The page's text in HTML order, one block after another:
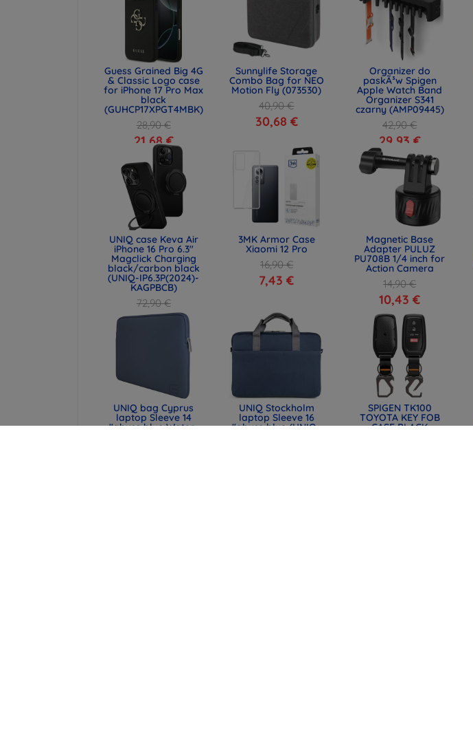
Guess Grained Big 4G
& Classic Logo case
for iPhone 17 Pro Max
black
(GUHCP17XPGT4MBK)
28,90 €
21,68 €
Sunnylife Storage
Combo Bag for NEO
Motion Fly (073530)
40,90 €
30,68 €
UNIQ case Keva Air
iPhone 16 Pro 6.3"
Magclick Charging
black/carbon black
(UNIQ-IP6.3P(2024)-
KAGPBCB)
72,90 €
54,67 €
3MK Armor Case
Xiaomi 12 Pro
16,90 €
7,43 €
UNIQ bag Cyprus
laptop Sleeve 14
"abyss blue Water-
UNIQ Stockholm
laptop Sleeve 16
"abyss blue (UNIQ-
Organizer do
paskÃ³w Spigen
Apple Watch Band
Organizer S341
czarny (AMP09445)
42,90 €
29,93 €
Magnetic Base
Adapter PULUZ
PU708B 1/4 inch for
Action Camera
14,90 €
10,43 €
SPIGEN TK100
TOYOTA KEY FOB
CASE BLACK